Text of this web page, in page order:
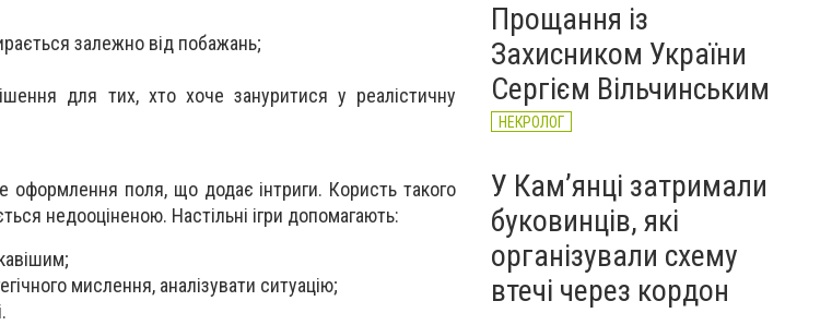
залежно від побажань;
для тих, хто хоче зануритися у реалістичну
оформлення поля, що додає інтриги. Користь такого
недооціненою. Настільні ігри допомагають:
мислення, аналізувати ситуацію;
Прощання із
Захисником України
Сергієм Вільчинським
НЕКРОЛОГ
У Кам’янці затримали
буковинців, які
організували схему
втечі через кордон